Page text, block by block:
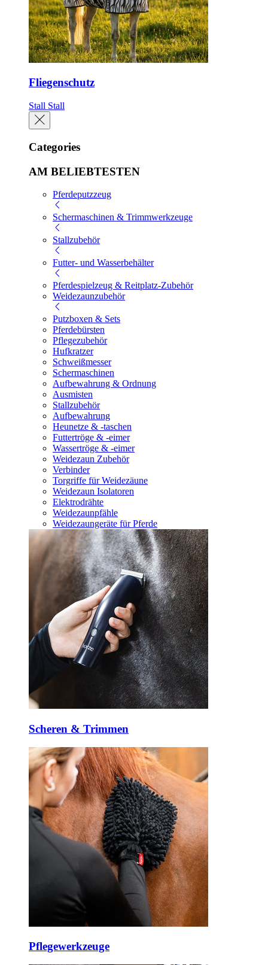
Fliegenschutz
Stall Stall
Categories
AM BELIEBTESTEN
Pferdeputzzeug
Schermaschinen & Trimmwerkzeuge
Stallzubehör
Futter- und Wasserbehälter
Pferdespielzeug & Reitplatz-Zubehör
Weidezaunzubehör
Putzboxen & Sets
Pferdebürsten
Pflegezubehör
Hufkratzer
Schweißmesser
Schermaschinen
Aufbewahrung & Ordnung
Ausmisten
Stallzubehör
Aufbewahrung
Heunetze & -taschen
Futtertröge & -eimer
Wassertröge & -eimer
Weidezaun Zubehör
Verbinder
Torgriffe für Weidezäune
Weidezaun Isolatoren
Elektrodrähte
Weidezaunpfähle
Weidezaungeräte für Pferde
Scheren & Trimmen
Pflegewerkzeuge